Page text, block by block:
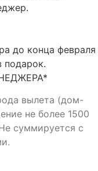
до конца февраля
подарок.
вылета (дом-
не более 1500
суммируется с